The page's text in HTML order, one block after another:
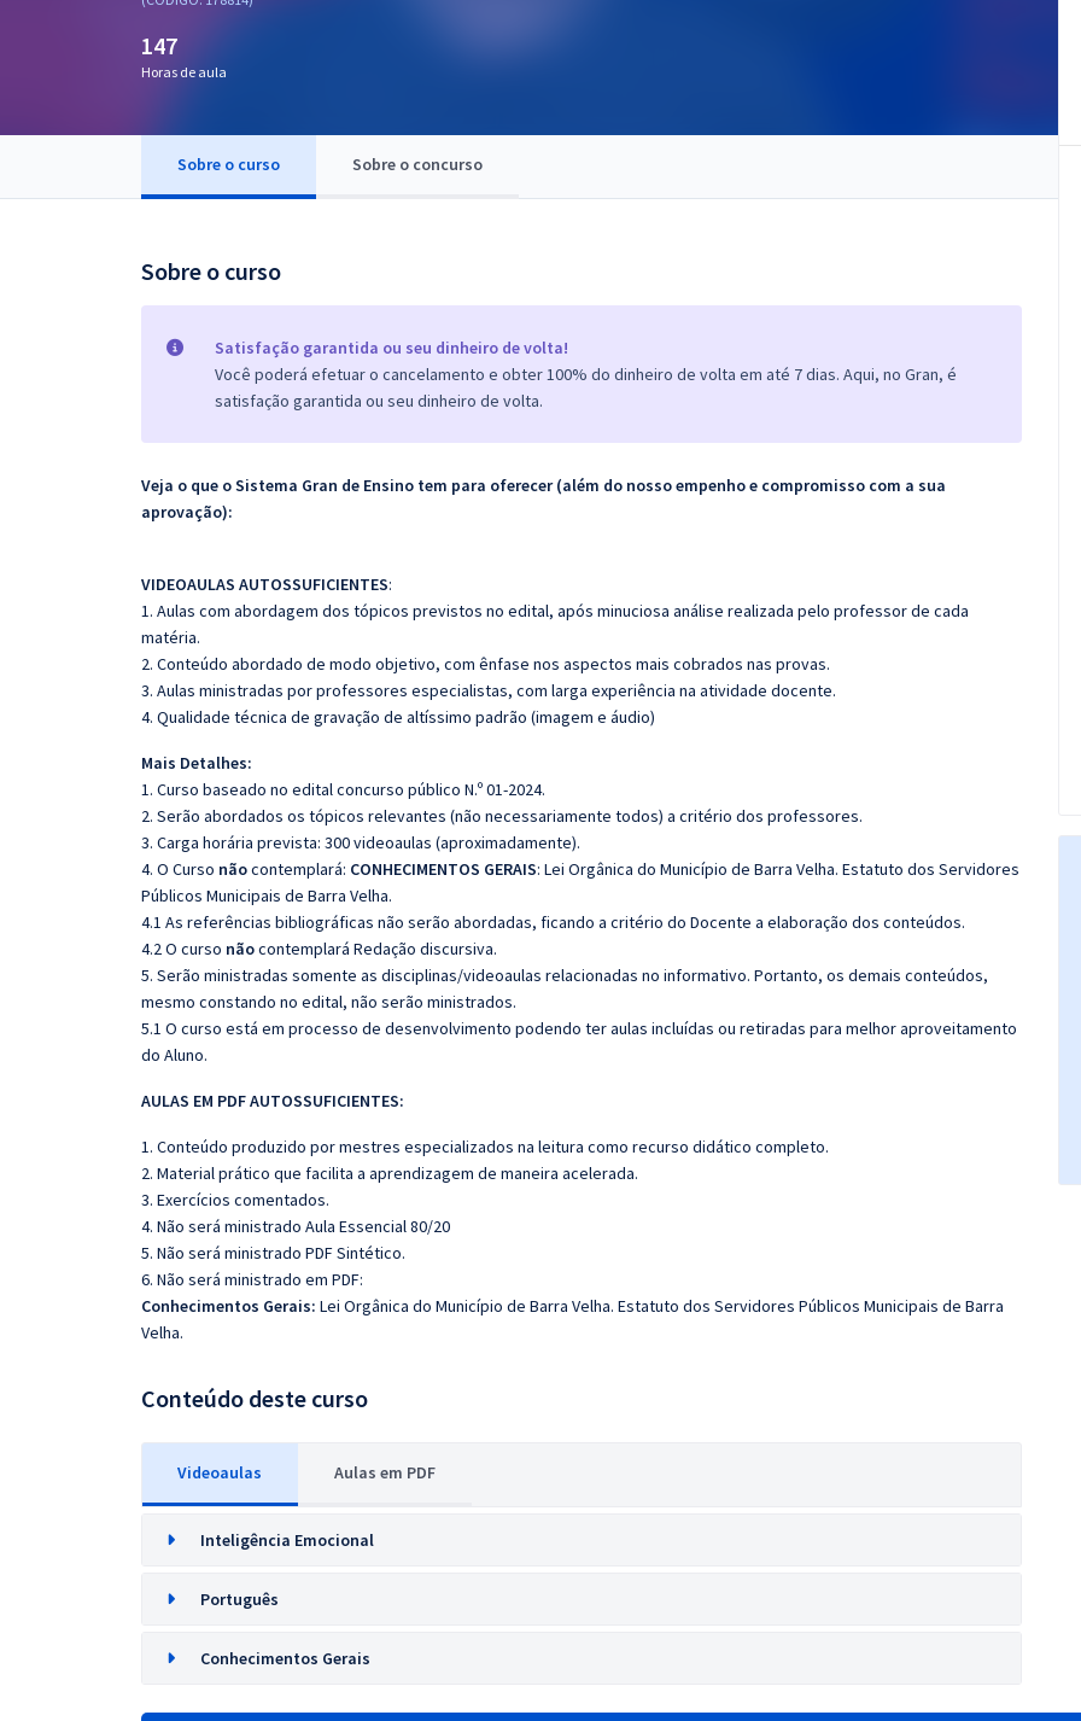
OAB
147
Horas de aula
Sobre o curso Sobre o concurso
Sobre o curso
Satisfação garantida ou seu dinheiro de volta!
Você poderá efetuar o cancelamento e obter 100% do dinheiro de volta em até 7 dias. Aqui, no Gran, é
satisfação garantida ou seu dinheiro de volta.
Veja o que o Sistema Gran de Ensino tem para oferecer (além do nosso empenho e compromisso com a sua
aprovação):
VIDEOAULAS AUTOSSUFICIENTES:
1. Aulas com abordagem dos tópicos previstos no edital, após minuciosa análise realizada pelo professor de cada
matéria.
2. Conteúdo abordado de modo objetivo, com ênfase nos aspectos mais cobrados nas provas.
3. Aulas ministradas por professores especialistas, com larga experiência na atividade docente.
4. Qualidade técnica de gravação de altíssimo padrão (imagem e áudio)
Mais Detalhes:
1. Curso baseado no edital concurso público N.º 01-2024.
2. Serão abordados os tópicos relevantes (não necessariamente todos) a critério dos professores.
3. Carga horária prevista: 300 videoaulas (aproximadamente).
4. O Curso nãocontemplará: CONHECIMENTOS GERAIS: Lei Orgânica do Município de Barra Velha. Estatuto dos Servidores
Públicos Municipais de Barra Velha.
4.1 As referências bibliográficas não serão abordadas, ficando a critério do Docente a elaboração dos conteúdos.
4.2 O curso nãocontemplará Redação discursiva.
5. Serão ministradas somente as disciplinas/videoaulas relacionadas no informativo. Portanto, os demais conteúdos,
mesmo constando no edital, não serão ministrados.
5.1 O curso está em processo de desenvolvimento podendo ter aulas incluídas ou retiradas para melhor aproveitamento
do Aluno.
AULAS EM PDF AUTOSSUFICIENTES:
1. Conteúdo produzido por mestres especializados na leitura como recurso didático completo.
2. Material prático que facilita a aprendizagem de maneira acelerada.
3. Exercícios comentados.
4. Não será ministrado Aula Essencial 80/20
5. Não será ministrado PDF Sintético.
6. Não será ministrado em PDF:
Conhecimentos Gerais: Lei Orgânica do Município de Barra Velha. Estatuto dos Servidores Públicos Municipais de Barra
Velha.
Conteúdo deste curso
Videoaulas Aulas em PDF
Inteligência Emocional
Português
Conhecimentos Gerais